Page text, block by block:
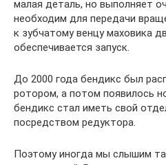
малая деталь, но выполняет
необходим для передачи
к зубчатому венцу маховика
обеспечивается запуск.
До 2000 года бендикс был
ротором, а потом появилось
бендикс стал иметь свой
посредством редуктора.
Поэтому иногда мы слышим